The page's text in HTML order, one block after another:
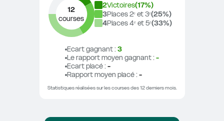
12
courses
2Victoires(17%)
3Places 2ᵉ et 3ᵉ(25%)
4Places 4ᵉ et 5ᵉ(33%)
Ecart gagnant : 3
Le rapport moyen gagnant : -
Ecart placé : -
Rapport moyen placé : -
Statistiques réalisées sur les courses des 12 derniers mois.